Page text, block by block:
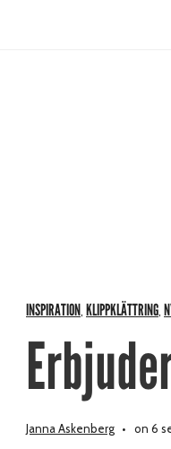
INSPIRATION, KLIPPKLÄTTRING,
Janna Askenberg on 6